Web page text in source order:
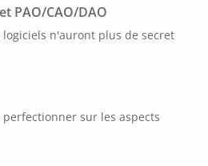
PAO/CAO/DAO
logiciels n'auront plus de secret
perfectionner sur les aspects